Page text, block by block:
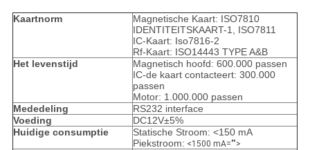
Kaartnorm
Magnetische Kaart: ISO7810
IDENTITEITSKAART-1, ISO7811
IC-Kaart: Iso7816-2
Rf-Kaart: ISO14443 TYPE A&B
Het levenstijd
Magnetisch hoofd: 600.000 passen
IC-de kaart contacteert: 300.000
passen
Motor: 1.000.000 passen
Mededeling
RS232 interface
Voeding
DC12V±5%
Huidige consumptie
Statische Stroom: <150 mA
Piekstroom: <1500 mA="">